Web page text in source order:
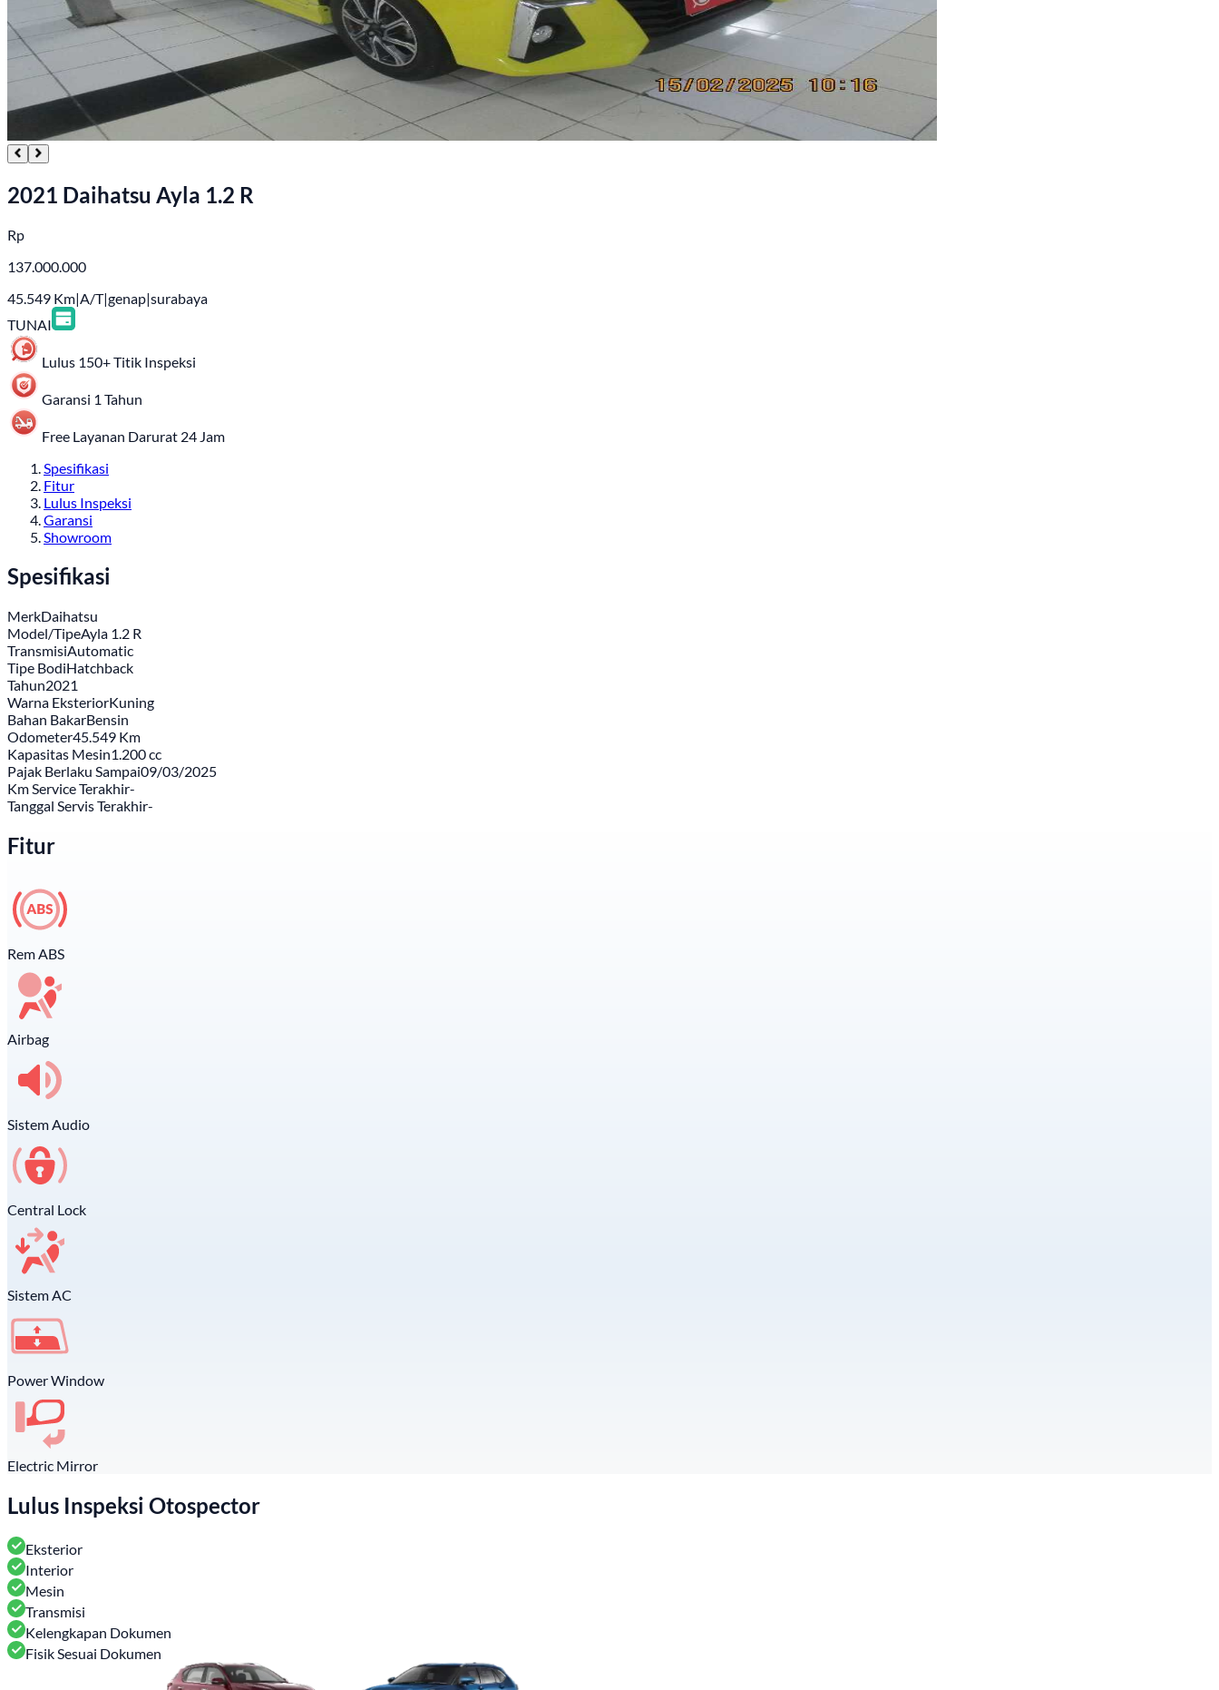
2021 Daihatsu Ayla 1.2 R
Rp
137.000.000
45.549 Km|A/T|genap|surabaya
TUNAI
Lulus 150+ Titik Inspeksi
Garansi 1 Tahun
Free Layanan Darurat 24 Jam
Spesifikasi
Fitur
Lulus Inspeksi
Garansi
Showroom
Spesifikasi
MerkDaihatsu
Model/TipeAyla 1.2 R
TransmisiAutomatic
Tipe BodiHatchback
Tahun2021
Warna EksteriorKuning
Bahan BakarBensin
Odometer45.549 Km
Kapasitas Mesin1.200 cc
Pajak Berlaku Sampai09/03/2025
Km Service Terakhir-
Tanggal Servis Terakhir-
Fitur
Rem ABS
Airbag
Sistem Audio
Central Lock
Sistem AC
Power Window
Electric Mirror
Lulus Inspeksi Otospector
Eksterior
Interior
Mesin
Transmisi
Kelengkapan Dokumen
Fisik Sesuai Dokumen